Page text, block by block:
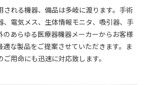
される機器、備品は多岐に渡ります。手術
、電気メス、生体情報モニタ、吸引器、手
のあらゆる医療器機器メーカーからお客様
適な製品をご提案させていただきます。ま
用命にも迅速に対応致します。